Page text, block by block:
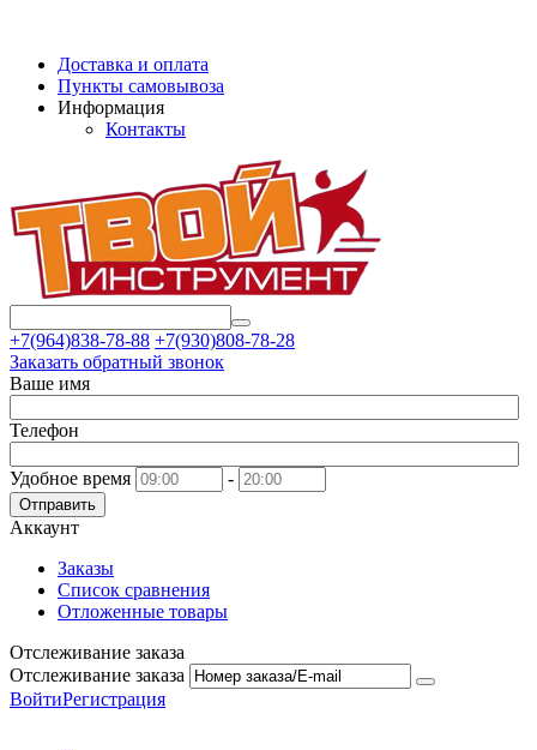
Доставка и оплата
Пункты самовывоза
Информация
Контакты
+7(964)838-78-88 +7(930)808-78-28
Заказать обратный звонок
Ваше имя
Телефон
Удобное время -
Отправить
Аккаунт
Заказы
Список сравнения
Отложенные товары
Отслеживание заказа
Отслеживание заказа
ВойтиРегистрация